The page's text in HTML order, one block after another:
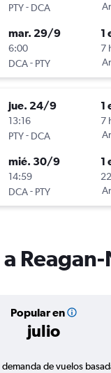
PTY- DCA
mar. 29/9
6:00
DCA- PTY
1
7
jue. 24/9
13:16
PTY- DCA
1
7
mié. 30/9
14:59
DCA- PTY
1
Popular en
julio
de vuelos